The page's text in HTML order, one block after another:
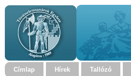
Címlap Hírek Tallózó